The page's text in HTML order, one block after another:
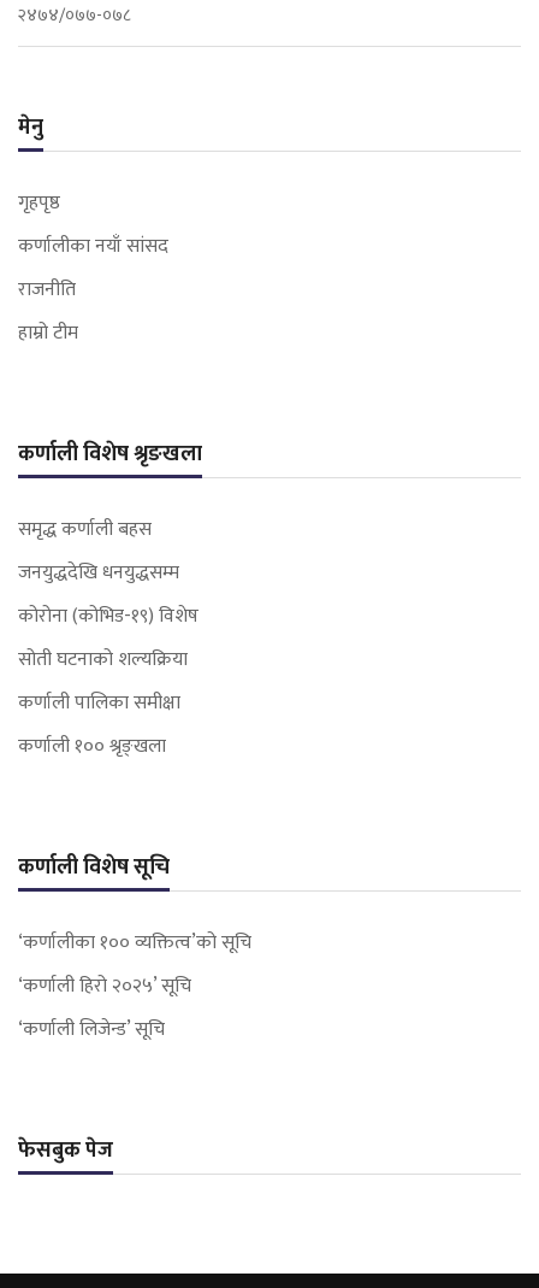
२४७४/०७७-०७८
मेनु
गृहपृष्ठ
कर्णालीका नयाँ सांसद
राजनीति
हाम्रो टीम
कर्णाली विशेष श्रृङखला
समृद्ध कर्णाली बहस
जनयुद्धदेखि धनयुद्धसम्म
कोरोना (कोभिड-१९) विशेष
सोती घटनाको शल्यक्रिया
कर्णाली पालिका समीक्षा
कर्णाली १०० श्रृङ्खला
कर्णाली विशेष सूचि
‘कर्णालीका १०० व्यक्तित्व’को सूचि
‘कर्णाली हिरो २०२५’ सूचि
‘कर्णाली लिजेन्ड’ सूचि
फेसबुक पेज